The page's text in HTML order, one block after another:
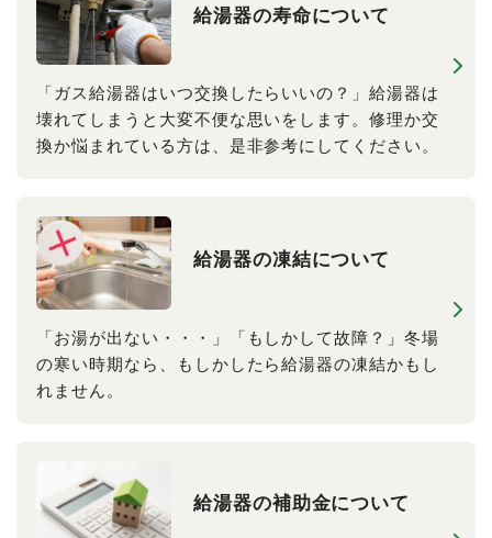
給湯器の​寿命に​ついて
「ガス給湯器はいつ交換したらいいの？」給湯器は
壊れてしまうと大変不便な思いをします。修理か交
換か悩まれている方は、是非参考にしてください。
給湯器の​凍結に​ついて
「お湯が出ない・・・」「もしかして故障？」冬場
の寒い時期なら、もしかしたら給湯器の凍結かもし
れません。
給湯器の​補助金に​ついて